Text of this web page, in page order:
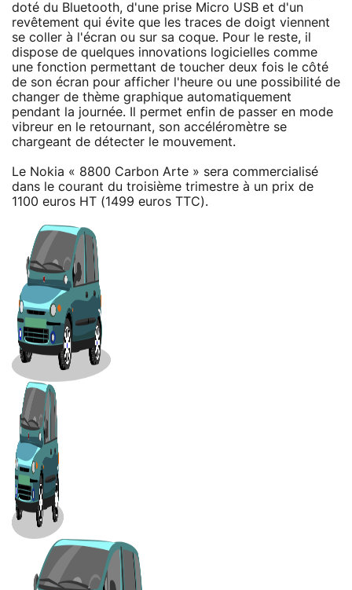
doté du Bluetooth, d'une prise Micro USB et d'un
revêtement qui évite que les traces de doigt viennent
se coller à l'écran ou sur sa coque. Pour le reste, il
dispose de quelques innovations logicielles comme
une fonction permettant de toucher deux fois le côté
de son écran pour afficher l'heure ou une possibilité de
changer de thème graphique automatiquement
pendant la journée. Il permet enfin de passer en mode
vibreur en le retournant, son accéléromètre se
chargeant de détecter le mouvement.
Le Nokia « 8800 Carbon Arte » sera commercialisé
dans le courant du troisième trimestre à un prix de
1100 euros HT (1499 euros TTC).